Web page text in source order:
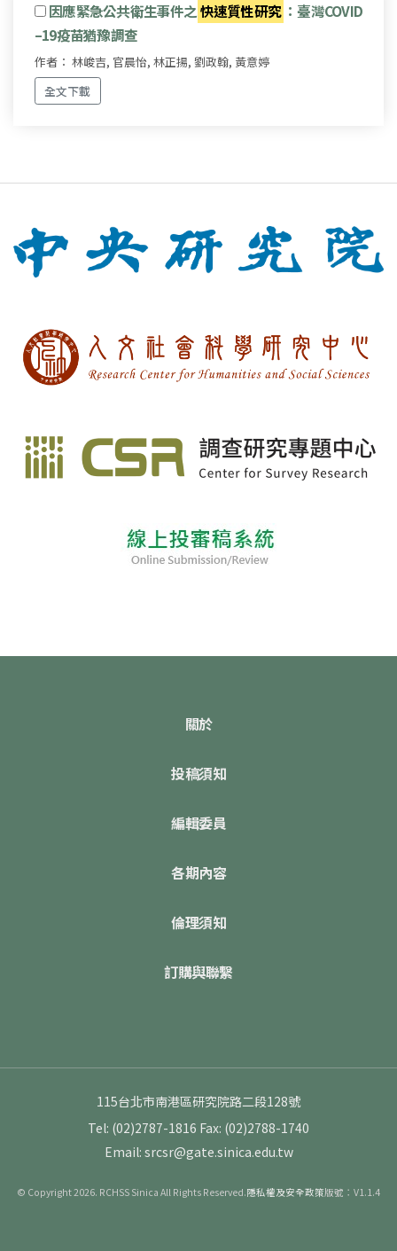
因應緊急公共衛生事件之 快速質性研究 ：臺灣COVID
–19疫苗猶豫調查
作者： 林峻吉, 官晨怡, 林正揚, 劉政翰, 黃意婷
全文下載
關於
投稿須知
編輯委員
各期內容
倫理須知
訂購與聯繫
115台北市南港區研究院路二段128號
Tel: (02)2787-1816 Fax: (02)2788-1740
Email: srcsr@gate.sinica.edu.tw
© Copyright 2026. RCHSS Sinica All Rights Reserved.隱私權及安全政策版號：V1.1.4